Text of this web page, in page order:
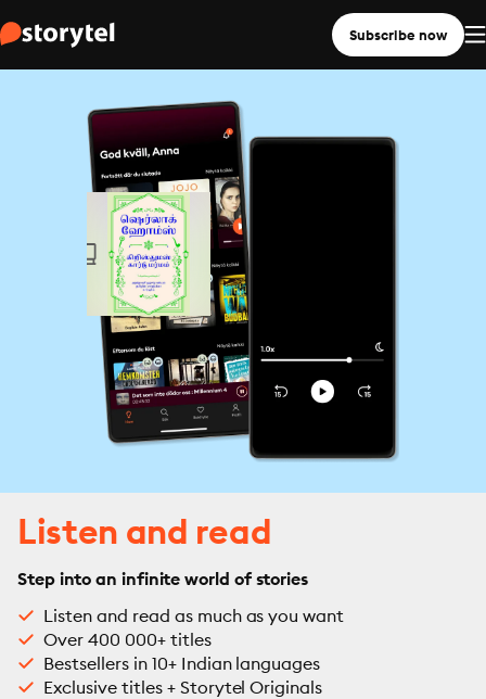
Subscribe now
Listen and read
Step into an infinite world of stories
Listen and read as much as you want
Over 400 000+ titles
Bestsellers in 10+ Indian languages
Exclusive titles + Storytel Originals